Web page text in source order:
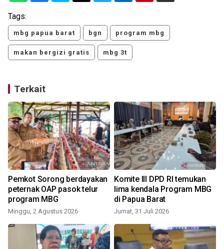
Tags:
mbg papua barat bgn program mbg
makan bergizi gratis mbg 3t
Terkait
Pemkot Sorong berdayakan
peternak OAP pasok telur
program MBG
Minggu, 2 Agustus 2026
Komite III DPD RI temukan
lima kendala Program MBG
di Papua Barat
Jumat, 31 Juli 2026